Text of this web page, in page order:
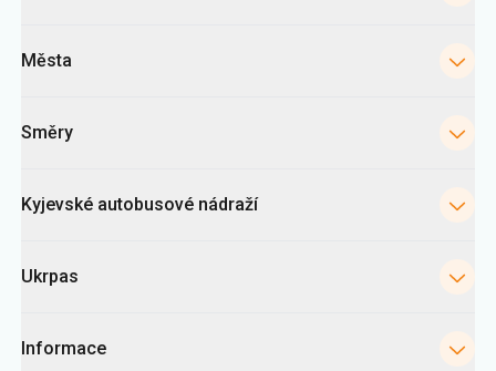
Města
Směry
Kyjevské autobusové nádraží
Ukrpas
Informace